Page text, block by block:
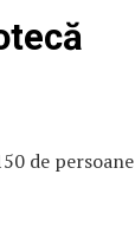
de persoane